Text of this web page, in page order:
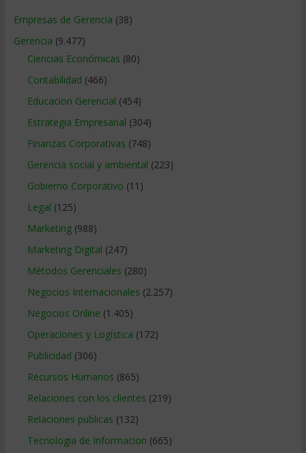
Empresas de Gerencia (38)
Gerencia (9.477)
Ciencias Económicas (80)
Contabilidad (466)
Educacion Gerencial (454)
Estrategia Empresarial (304)
Finanzas Corporativas (748)
Gerencia social y ambiental (223)
Gobierno Corporativo (11)
Legal (125)
Marketing(988)
Marketing Digital (247)
Métodos Gerenciales (280)
Negocios Internacionales (2.257)
Negocios Online (1.405)
Operaciones y Logística (172)
Publicidad (306)
Recursos Humanos (865)
Relaciones con los clientes (219)
Relaciones publicas (132)
Tecnologia de Informacion (665)